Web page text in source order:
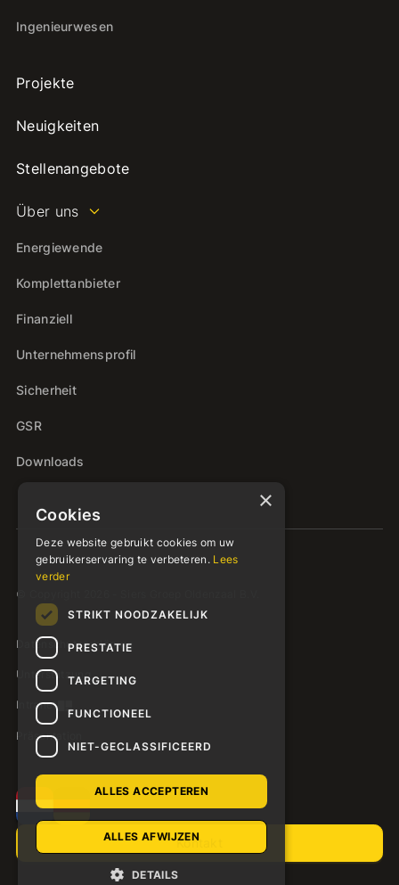
Ingenieurwesen
Projekte
Neuigkeiten
Stellenangebote
Über uns
Energiewende
Komplettanbieter
Finanziell
Unternehmensprofil
Sicherheit
GSR
Downloads
© Copyright 2026 - Siers Groep Oldenzaal B.V.
Datenschutzerklärung
Unterstützung
Intranet
Präsentation
Kontakt
×
Cookies
Deze website gebruikt cookies om uw
gebruikerservaring te verbeteren. Lees
verder
STRIKT NOODZAKELIJK
PRESTATIE
TARGETING
FUNCTIONEEL
NIET-GECLASSIFICEERD
ALLES ACCEPTEREN
ALLES AFWIJZEN
DETAILS